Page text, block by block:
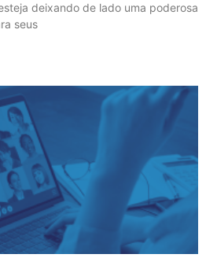
deixando de lado uma poderosa
seus